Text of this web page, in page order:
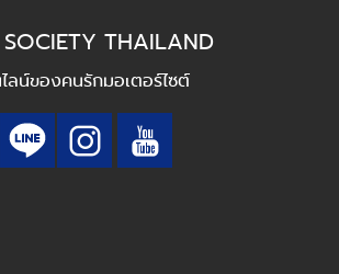
THAILAND
ลน์ของคนรักมอเตอร์ไซต์